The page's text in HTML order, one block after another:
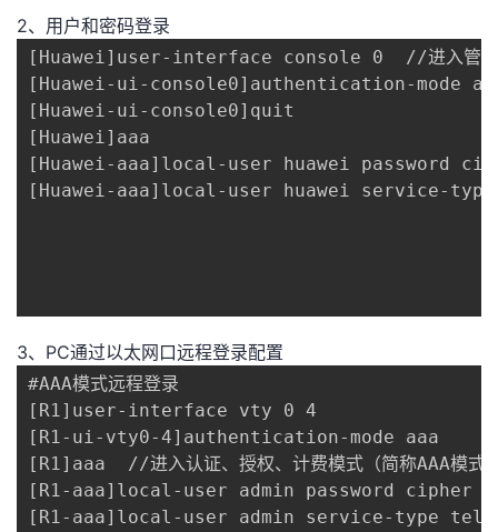
2、用户和密码登录
[Huawei]user-interface console 0  //进入管理
[Huawei-ui-console0]authentication-mode
[Huawei-ui-console0]quit
[Huawei]aaa
[Huawei-aaa]local-user huawei password
[Huawei-aaa]local-user huawei service-
3、PC通过以太网口远程登录配置
#AAA模式远程登录
[R1]user-interface vty 0 4
[R1-ui-vty0-4]authentication-mode aaa
[R1]aaa  //进入认证、授权、计费模式（简称AAA模式
[R1-aaa]local-user admin password cipher
[R1-aaa]local-user admin service-type telnet